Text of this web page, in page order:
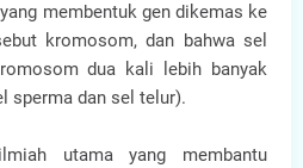
membentuk gen dikemas ke
kromosom, dan bahwa sel
dua kali lebih banyak
sperma dan sel telur).
utama yang membantu